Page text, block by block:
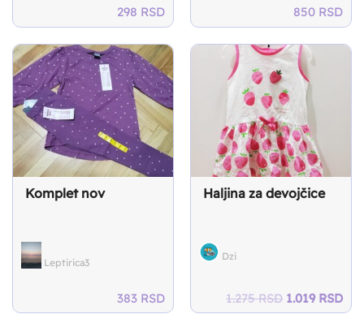
298 RSD 850 RSD
Komplet nov
Leptirica3
383 RSD
Haljina za devojčice
Dzi
1.275RSD Original
price
1.019 RSD